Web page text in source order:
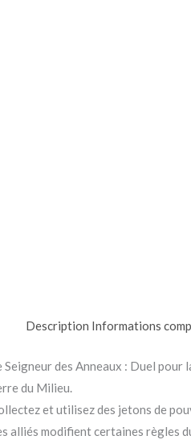
Description Informations
Seigneur des Anneaux : Duel
du Milieu.
et utilisez des jetons de
alliés modifient certaines règles